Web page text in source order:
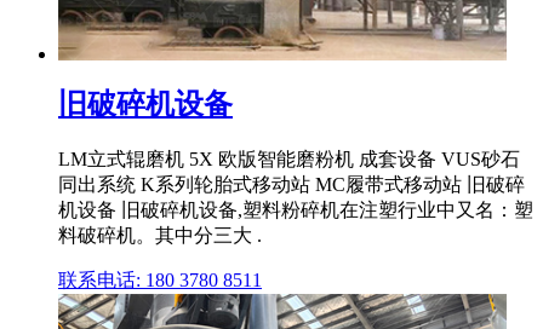
旧破碎机设备
LM立式辊磨机 5X 欧版智能磨粉机 成套设备 VUS砂石
同出系统 K系列轮胎式移动站 MC履带式移动站 旧破碎
机设备 旧破碎机设备,塑料粉碎机在注塑行业中又名：塑
料破碎机。其中分三大 .
联系电话: 180 3780 8511